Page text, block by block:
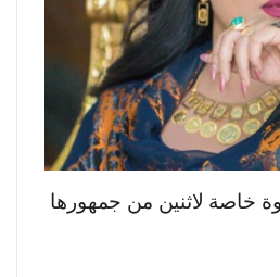
خاصة لاثنين من جمهورها